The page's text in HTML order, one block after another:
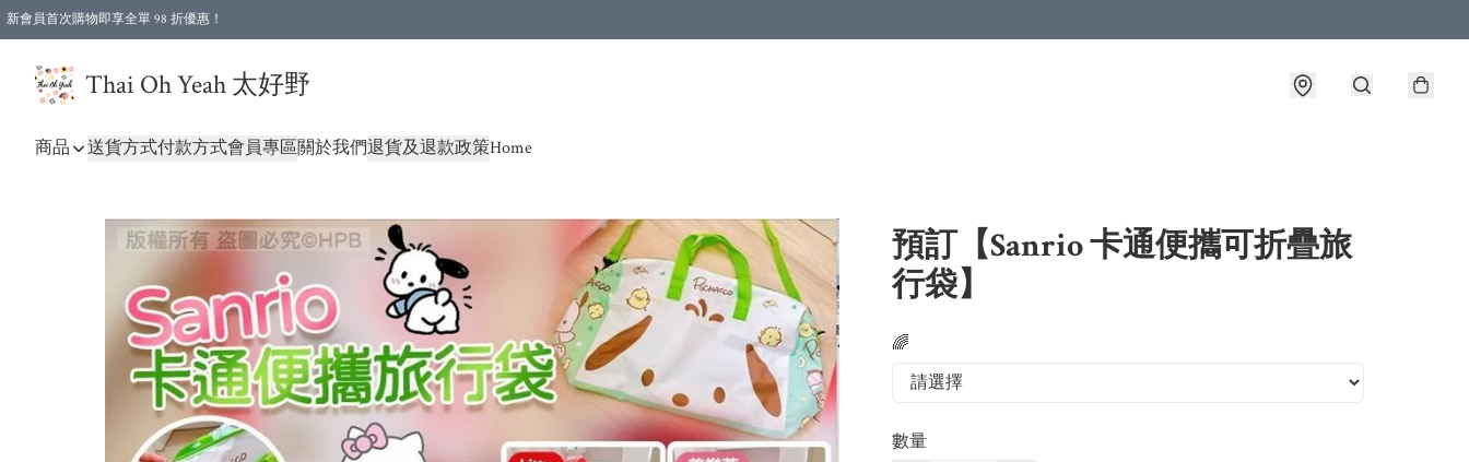
新會員首次購物即享全單 98 折優惠！
Thai Oh Yeah 太好野
商品 送貨方式付款方式會員專區關於我們退貨及退款政策Home
預訂【Sanrio 卡通便攜可折疊旅
行袋】
🌈
數量